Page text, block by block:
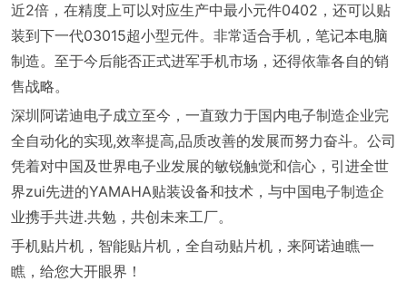
近2倍，在精度上可以对应生产中最小元件0402，还可以贴
装到下一代03015超小型元件。非常适合手机，笔记本电脑
制造。至于今后能否正式进军手机市场，还得依靠各自的销
售战略。
深圳阿诺迪电子成立至今，一直致力于国内电子制造企业完
全自动化的实现,效率提高,品质改善的发展而努力奋斗。公司
凭着对中国及世界电子业发展的敏锐触觉和信心，引进全世
界zui先进的YAMAHA贴装设备和技术，与中国电子制造企
业携手共进.共勉，共创未来工厂。
手机贴片机，智能贴片机，全自动贴片机，来阿诺迪瞧一
瞧，给您大开眼界！